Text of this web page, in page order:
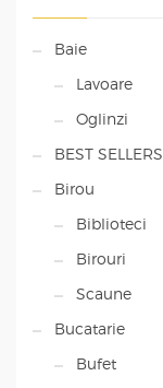
Baie
Lavoare
Oglinzi
BEST SELLERS
Birou
Biblioteci
Birouri
Scaune
Bucatarie
Bufet